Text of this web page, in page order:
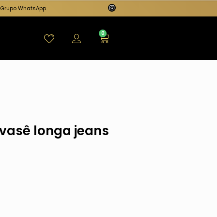
Grupo WhatsApp
0
longa jeans